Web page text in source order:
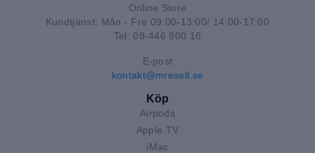
Online Store
Kundtjänst: Mån - Fre 09:00-13:00/ 14:00-17:00
Tel: 08-446 800 16
E-post
kontakt@mresell.se
Köp
Airpods
Apple TV
iMac